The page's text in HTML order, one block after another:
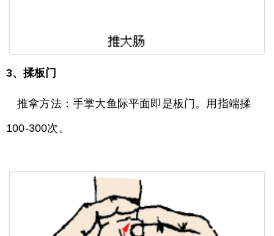
3、揉板门
推拿方法：手掌大鱼际平面即是板门。用指端揉
100-300次。